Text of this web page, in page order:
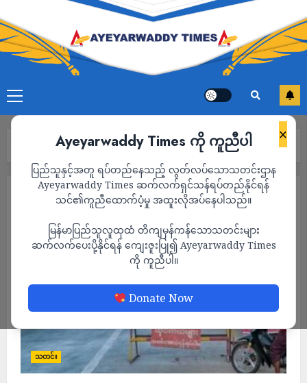
×
Ayeyarwaddy Times ကို ကူညီပါ
ပြည်သူနှင့်အတူ ရပ်တည်နေသည့် လွတ်လပ်သောသတင်းဌာန
Ayeyarwaddy Times ဆက်လက်ရှင်သန်ရပ်တည်နိုင်ရန်
သင်၏ကူညီထောက်ပံ့မှု အထူးလိုအပ်နေပါသည်။
မြန်မာပြည်သူလူထုထံ တိကျမှန်ကန်သောသတင်းများ
ဆက်လက်ပေးပို့နိုင်ရန် ကျေးဇူးပြု၍ Ayeyarwaddy Times
ကို ကူညီပါ။
Donate Now
2023 October Page 4
Month:October 2023
သတင်း